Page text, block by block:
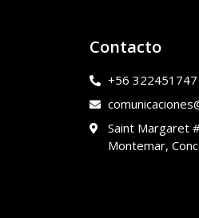
Contacto
+56 322451747
Saint Margaret
Montemar,